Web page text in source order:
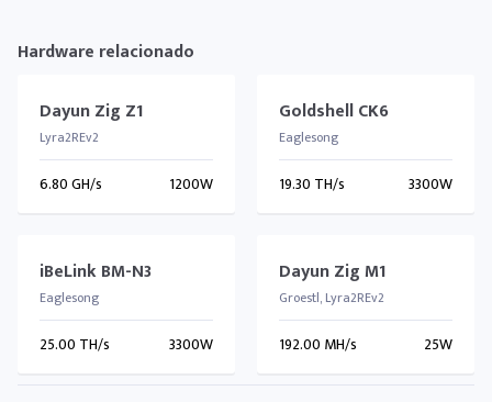
Hardware relacionado
Dayun Zig Z1
Lyra2REv2
6.80 GH/s 1200W
Goldshell CK6
Eaglesong
19.30 TH/s 3300W
iBeLink BM-N3
Eaglesong
25.00 TH/s 3300W
Dayun Zig M1
Groestl, Lyra2REv2
192.00 MH/s 25W